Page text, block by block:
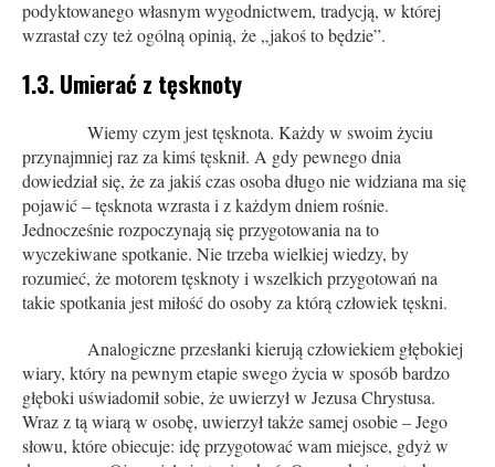
podyktowanego własnym wygodnictwem, tradycją, w której
wzrastał czy też ogólną opinią, że „jakoś to będzie”.
1.3. Umierać z tęsknoty
Wiemy czym jest tęsknota. Każdy w swoim życiu
przynajmniej raz za kimś tęsknił. A gdy pewnego dnia
dowiedział się, że za jakiś czas osoba długo nie widziana ma się
pojawić – tęsknota wzrasta i z każdym dniem rośnie.
Jednocześnie rozpoczynają się przygotowania na to
wyczekiwane spotkanie. Nie trzeba wielkiej wiedzy, by
rozumieć, że motorem tęsknoty i wszelkich przygotowań na
takie spotkania jest miłość do osoby za którą człowiek tęskni.
Analogiczne przesłanki kierują człowiekiem głębokiej
wiary, który na pewnym etapie swego życia w sposób bardzo
głęboki uświadomił sobie, że uwierzył w Jezusa Chrystusa.
Wraz z tą wiarą w osobę, uwierzył także samej osobie – Jego
słowu, które obiecuje: idę przygotować wam miejsce, gdyż w